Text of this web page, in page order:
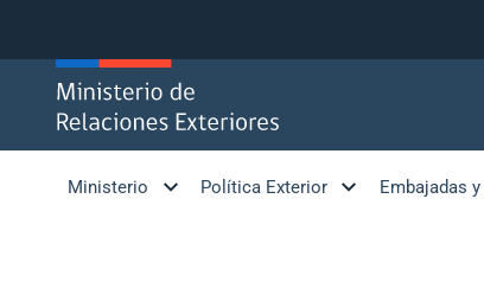
Ministerio Política Exterior Embajadas